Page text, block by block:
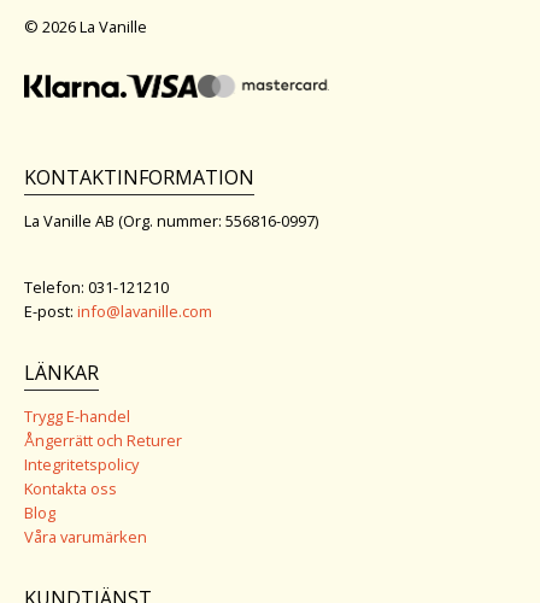
© 2026 La Vanille
KONTAKTINFORMATION
La Vanille AB (Org. nummer: 556816-0997)
Telefon: 031-121210
E-post: info@lavanille.com
LÄNKAR
Trygg E-handel
Ångerrätt och Returer
Integritetspolicy
Kontakta oss
Blog
Våra varumärken